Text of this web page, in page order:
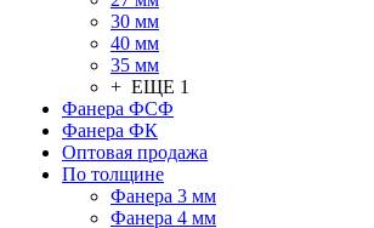
30 мм
40 мм
35 мм
+ ЕЩЕ 1
Фанера ФСФ
Фанера ФК
Оптовая продажа
По толщине
Фанера 3 мм
Фанера 4 мм